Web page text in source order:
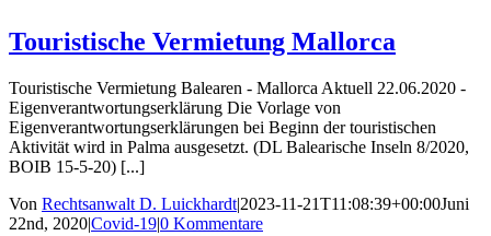
Touristische Vermietung Mallorca
Touristische Vermietung Balearen - Mallorca Aktuell 22.06.2020 -
Eigenverantwortungserklärung Die Vorlage von
Eigenverantwortungserklärungen bei Beginn der touristischen
Aktivität wird in Palma ausgesetzt. (DL Balearische Inseln 8/2020,
BOIB 15-5-20) [...]
Von Rechtsanwalt D. Luickhardt|2023-11-21T11:08:39+00:00Juni
22nd, 2020|Covid-19|0 Kommentare